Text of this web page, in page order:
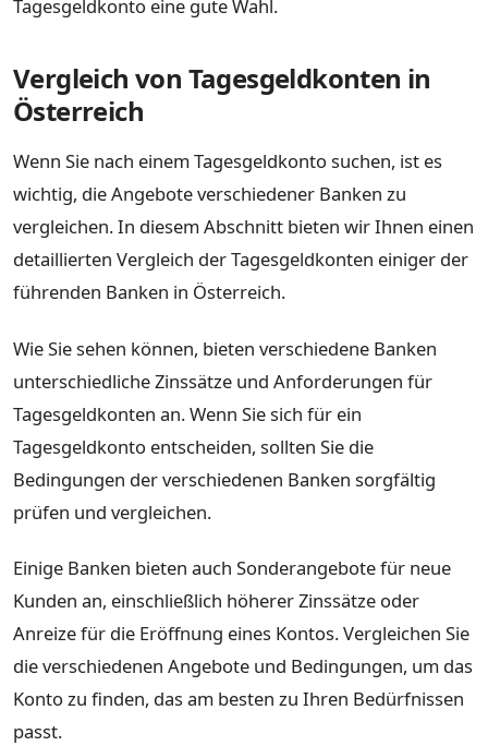
Tagesgeldkonto eine gute Wahl.
Vergleich von Tagesgeldkonten in
Österreich
Wenn Sie nach einem Tagesgeldkonto suchen, ist es
wichtig, die Angebote verschiedener Banken zu
vergleichen. In diesem Abschnitt bieten wir Ihnen einen
detaillierten Vergleich der Tagesgeldkonten einiger der
führenden Banken in Österreich.
Wie Sie sehen können, bieten verschiedene Banken
unterschiedliche Zinssätze und Anforderungen für
Tagesgeldkonten an. Wenn Sie sich für ein
Tagesgeldkonto entscheiden, sollten Sie die
Bedingungen der verschiedenen Banken sorgfältig
prüfen und vergleichen.
Einige Banken bieten auch Sonderangebote für neue
Kunden an, einschließlich höherer Zinssätze oder
Anreize für die Eröffnung eines Kontos. Vergleichen Sie
die verschiedenen Angebote und Bedingungen, um das
Konto zu finden, das am besten zu Ihren Bedürfnissen
passt.